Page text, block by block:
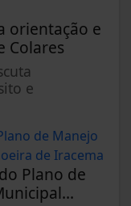
orientação e
Colares
e
Plano de